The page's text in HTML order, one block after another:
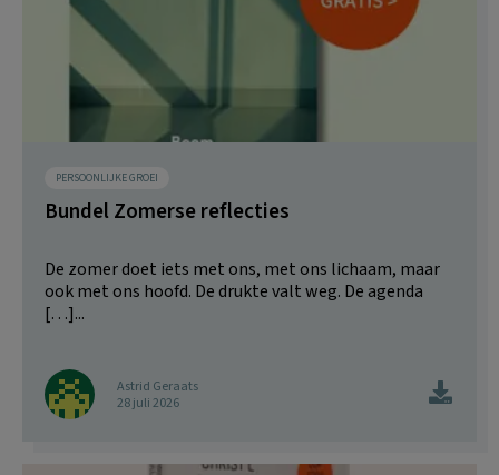
PERSOONLIJKE GROEI
Bundel Zomerse reflecties
De zomer doet iets met ons, met ons lichaam, maar
ook met ons hoofd. De drukte valt weg. De agenda
[…]...
Astrid Geraats
28 juli 2026